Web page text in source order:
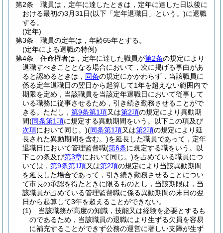
第2条
職員は，定年に達したときは，定年に達した日以後に
おける最初の3月31日(以下「定年退職日」という。)に退職
する。
(定年)
第3条
職員の定年は，年齢65年とする。
(定年による退職の特例)
第4条
任命権者は，定年に達した職員が第2条の規定により
退職すべきこととなる場合において，次に掲げる事由があ
ると認めるときは， 同条の規定にかかわらず，当該職員に
係る定年退職日の翌日から起算して1年を超えない範囲内で
期限を定め，当該職員を当該定年退職日において従事して
いる職務に従事させるため，引き続き勤務させることがで
きる。 ただし， 第9条第1項又は第2項の規定により異動期
間(同条第1項に規定する異動期間をいう。以下この項及び
次項において同じ。)(同条第1項又は第2項の規定により延
長された異動期間を含む。)を延長した職員であって，定年
退職日において管理監督職(第6条に規定する職をいう。以
下この条及び第3章において同じ。)を占めている職員につ
いては， 第9条第1項又は第2項の規定により当該異動期間
を延長した場合であって，引き続き勤務させることについ
て市長の承認を得たときに限るものとし，当該期限は，当
該職員が占めている管理監督職に係る異動期間の末日の翌
日から起算して3年を超えることができない。
(1)
当該職務が高度の知識，技能又は経験を必要とするも
のであるため，当該職員の退職により生ずる欠員を容易
に補充することができず公務の運営に著しい支障が生ず